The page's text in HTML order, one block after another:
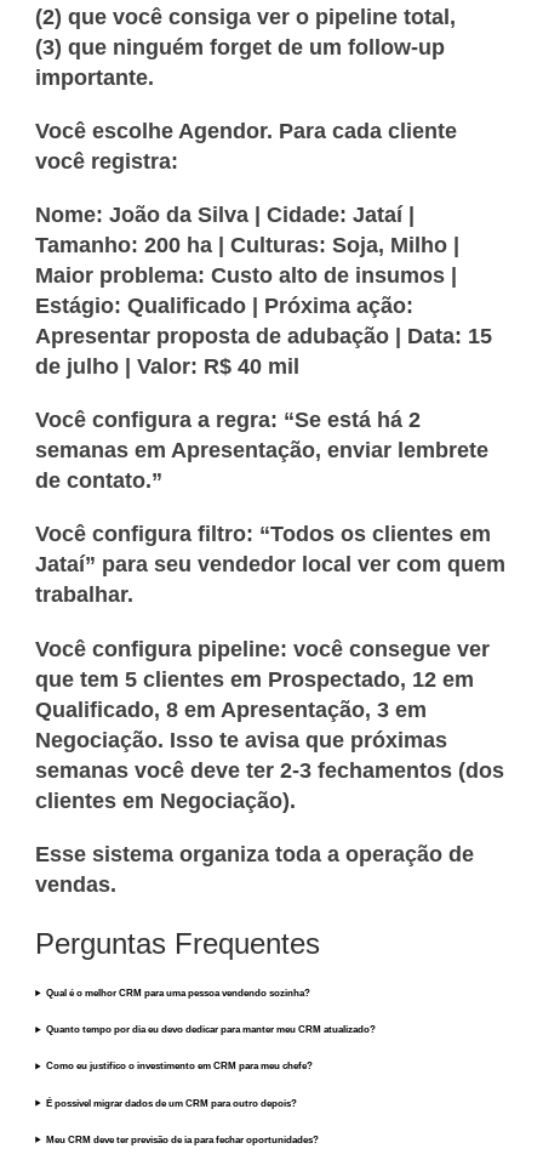
(2) que você consiga ver o pipeline total,
(3) que ninguém forget de um follow-up
importante.
Você escolhe Agendor. Para cada cliente
você registra:
Nome: João da Silva | Cidade: Jataí |
Tamanho: 200 ha | Culturas: Soja, Milho |
Maior problema: Custo alto de insumos |
Estágio: Qualificado | Próxima ação:
Apresentar proposta de adubação | Data: 15
de julho | Valor: R$ 40 mil
Você configura a regra: “Se está há 2
semanas em Apresentação, enviar lembrete
de contato.”
Você configura filtro: “Todos os clientes em
Jataí” para seu vendedor local ver com quem
trabalhar.
Você configura pipeline: você consegue ver
que tem 5 clientes em Prospectado, 12 em
Qualificado, 8 em Apresentação, 3 em
Negociação. Isso te avisa que próximas
semanas você deve ter 2-3 fechamentos (dos
clientes em Negociação).
Esse sistema organiza toda a operação de
vendas.
Perguntas Frequentes
Qual é o melhor CRM para uma pessoa vendendo sozinha?
Quanto tempo por dia eu devo dedicar para manter meu CRM atualizado?
Como eu justifico o investimento em CRM para meu chefe?
É possível migrar dados de um CRM para outro depois?
Meu CRM deve ter previsão de ia para fechar oportunidades?